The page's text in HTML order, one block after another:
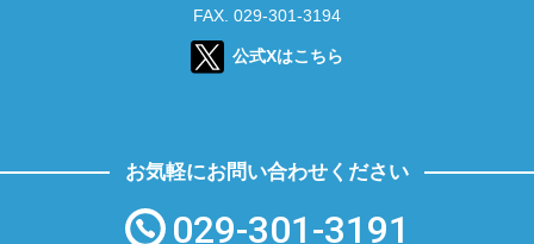
FAX. 029-301-3194
公式Xはこちら
お気軽にお問い合わせください
029-301-3191